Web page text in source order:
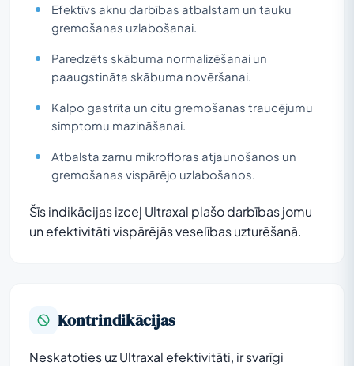
Efektīvs aknu darbības atbalstam un tauku
gremošanas uzlabošanai.
Paredzēts skābuma normalizēšanai un
paaugstināta skābuma novēršanai.
Kalpo gastrīta un citu gremošanas traucējumu
simptomu mazināšanai.
Atbalsta zarnu mikrofloras atjaunošanos un
gremošanas vispārējo uzlabošanos.
Šīs indikācijas izceļ Ultraxal plašo darbības jomu
un efektivitāti vispārējās veselības uzturēšanā.
Kontrindikācijas
Neskatoties uz Ultraxal efektivitāti, ir svarīgi